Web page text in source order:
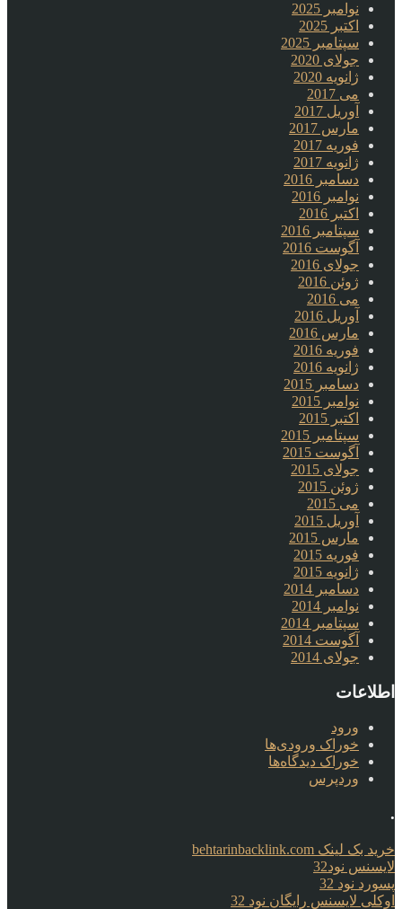
نوامبر 2025
اکتبر 2025
سپتامبر 2025
جولای 2020
ژانویه 2020
می 2017
آوریل 2017
مارس 2017
فوریه 2017
ژانویه 2017
دسامبر 2016
نوامبر 2016
اکتبر 2016
سپتامبر 2016
آگوست 2016
جولای 2016
ژوئن 2016
می 2016
آوریل 2016
مارس 2016
فوریه 2016
ژانویه 2016
دسامبر 2015
نوامبر 2015
اکتبر 2015
سپتامبر 2015
آگوست 2015
جولای 2015
ژوئن 2015
می 2015
آوریل 2015
مارس 2015
فوریه 2015
ژانویه 2015
دسامبر 2014
نوامبر 2014
سپتامبر 2014
آگوست 2014
جولای 2014
اطلاعات
ورود
خوراک ورودی‌ها
خوراک دیدگاه‌ها
وردپرس
.
خرید بک لینک behtarinbacklink.com
لایسنس نود32
پسورد نود 32
اوکلی لایسنس رایگان نود 32